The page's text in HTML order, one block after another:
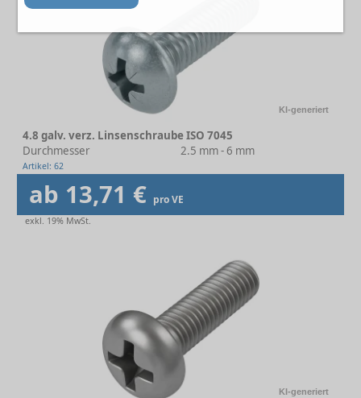
KI-generiert
4.8 galv. verz. Linsenschraube ISO 7045
Durchmesser
2.5 mm - 6 mm
Artikel: 62
ab 13,71 € pro VE
exkl. 19% MwSt.
KI-generiert